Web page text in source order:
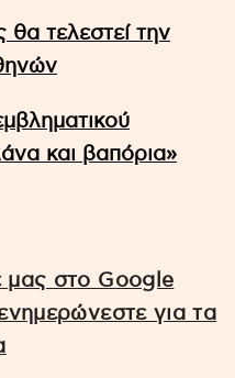
θα τελεστεί την
και βαπόρια»
μας στο Google
για τα